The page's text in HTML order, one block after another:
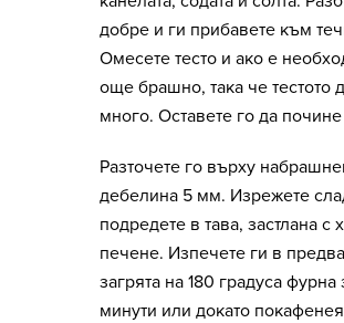
добре и ги прибавете към
Омесете тесто и ако е
още брашно, така че тестото
много. Оставете го да
Разточете го върху
дебелина 5 мм. Изрежете
подредете в тава, застлана с
печене. Изпечете ги в
загрята на 180 градуса фурна
минути или докато